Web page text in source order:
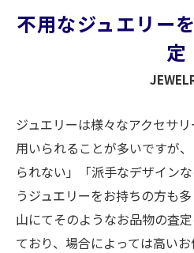
不用なジュエリー
定
ジュエリーは様々なアクセサ
用いられることが多いですが
られない」「派手なデザイン
うジュエリーをお持ちの方も
山にてそのようなお品物の査
ており、場合によっては高い